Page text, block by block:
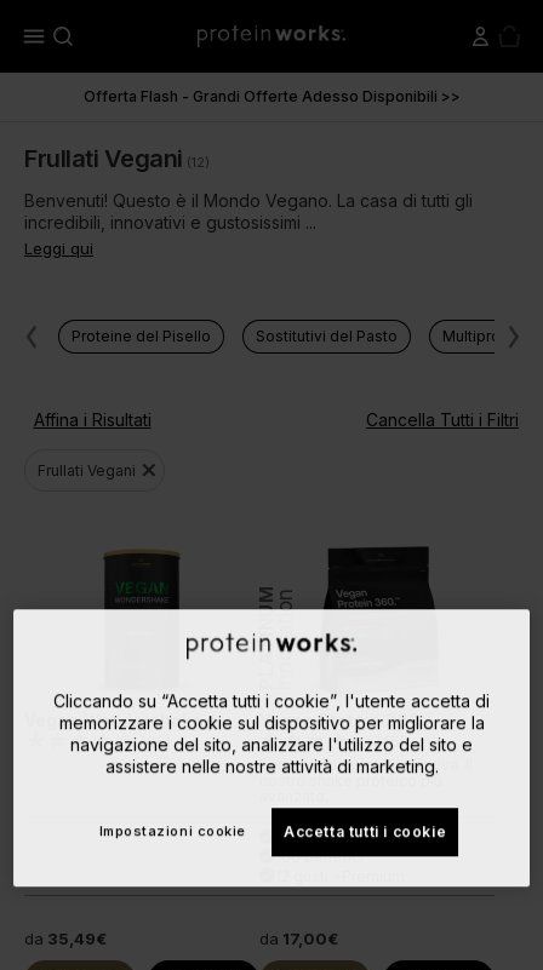
menu
Offerta Flash - Grandi Offerte Adesso Disponibili >>
Frullati Vegani (12)
Benvenuti! Questo è il Mondo Vegano. La casa di tutti gli
incredibili, innovativi e gustosissimi ...
Leggi qui
Proteine del Pisello Sostitutivi del Pasto Multiproteine
Affina i Risultati Cancella Tutti i Filtri
Frullati Vegani close
Vegan Wondershake
(466)
da 35,49€
PLATINUMInnovation
Vegan Protein 360
(745)
Formula completa definitiva. Il
nostro shake proteico più
29 g di proteine
done166 benefici
da 17,00€
Cliccando su “Accetta tutti i cookie”, l'utente accetta di
memorizzare i cookie sul dispositivo per migliorare la
navigazione del sito, analizzare l'utilizzo del sito e
assistere nelle nostre attività di marketing.
Accetta tutti i cookie
Impostazioni cookie